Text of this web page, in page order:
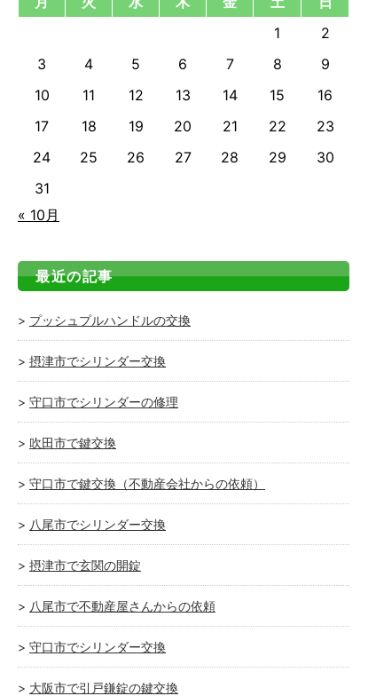
1
2
3
4 5 6 7 8
9
10
11 12 13 14 15
16
17
18 19 20 21 22
23
24
25 26 27 28 29
30
31
« 10月
最近の記事
プッシュプルハンドルの交換
摂津市でシリンダー交換
守口市でシリンダーの修理
吹田市で鍵交換
守口市で鍵交換（不動産会社からの依頼）
八尾市でシリンダー交換
摂津市で玄関の開錠
八尾市で不動産屋さんからの依頼
守口市でシリンダー交換
大阪市で引戸鎌錠の鍵交換